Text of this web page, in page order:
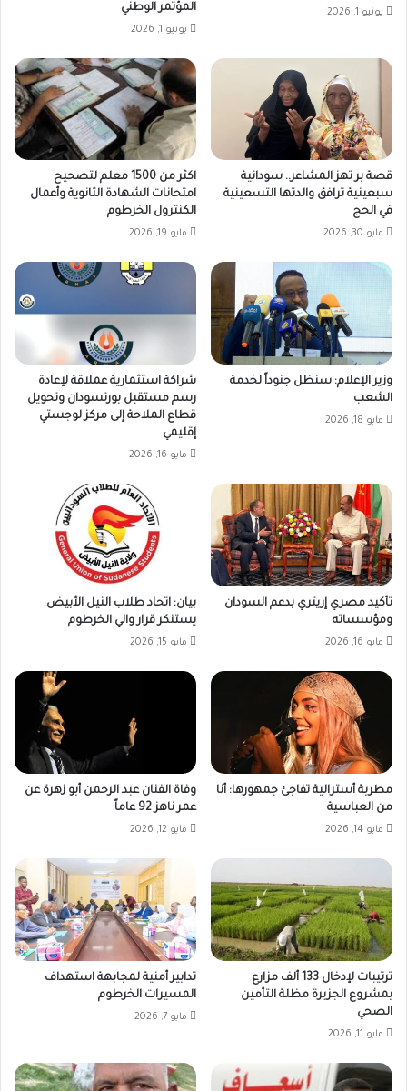
يونيو 1, 2026
المؤتمر الوطني
يونيو 1, 2026
قصة بر تهز المشاعر.. سودانية
سبعينية ترافق والدتها التسعينية
في الحج
مايو 30, 2026
اكثر من 1500 معلم لتصحيح
امتحانات الشهادة الثانوية وأعمال
الكنترول الخرطوم
مايو 19, 2026
وزير الإعلام: سنظل جنوداً لخدمة
الشعب
مايو 18, 2026
شراكة استثمارية عملاقة لإعادة
رسم مستقبل بورتسودان وتحويل
قطاع الملاحة إلى مركز لوجستي
إقليمي
مايو 16, 2026
تأكيد مصري إريتري بدعم السودان
ومؤسساته
مايو 16, 2026
بيان: اتحاد طلاب النيل الأبيض
يستنكر قرار والي الخرطوم
مايو 15, 2026
مطربة أسترالية تفاجئ جمهورها: أنا
من العباسية
مايو 14, 2026
وفاة الفنان عبد الرحمن أبو زهرة عن
عمر ناهز 92 عاماً
مايو 12, 2026
ترتيبات لإدخال 133 ألف مزارع
بمشروع الجزيرة مظلة التأمين
الصحي
مايو 11, 2026
تدابير أمنية لمجابهة استهداف
المسيرات الخرطوم
مايو 7, 2026